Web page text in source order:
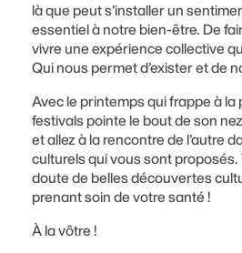
là que peut s’installer un
essentiel à notre bien-être. De
vivre une expérience collective
Qui nous permet d’exister et de
Avec le printemps qui frappe à la
festivals pointe le bout de son
et allez à la rencontre de l’autre
culturels qui vous sont proposés.
doute de belles découvertes
prenant soin de votre santé !
À la vôtre !